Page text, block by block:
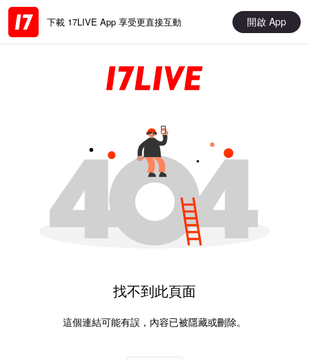
下載 17LIVE App 享受更直接互動 開啟 App
找不到此頁面
這個連結可能有誤，內容已被隱藏或刪除。